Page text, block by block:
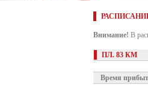
Внимание! В
ПЛ. 83 КМ
Время